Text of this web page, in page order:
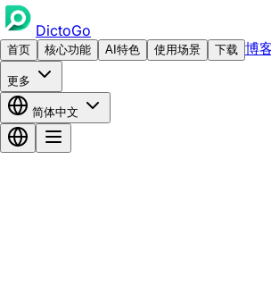
DictoGo
首页 核心功能 AI特色 使用场景 下载 博
更多
简体中文